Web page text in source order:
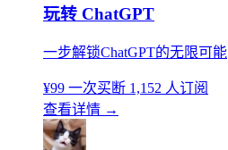
玩转 ChatGPT
一步解锁ChatGPT的无限可能
¥99 一次买断 1,152 人订阅
查看详情 →